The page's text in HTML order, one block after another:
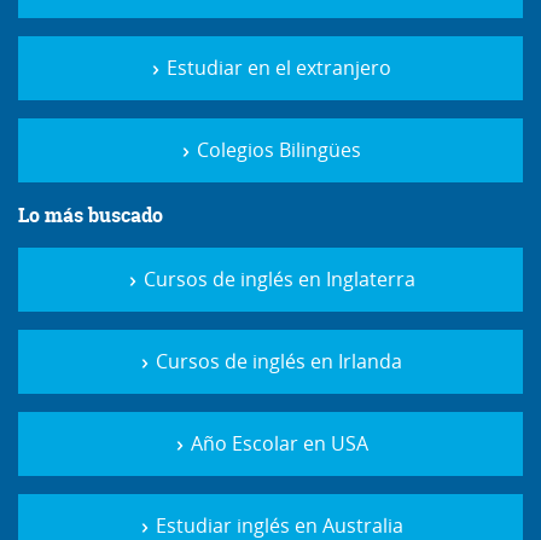
Estudiar en el extranjero
Colegios Bilingües
Lo más buscado
Cursos de inglés en Inglaterra
Cursos de inglés en Irlanda
Año Escolar en USA
Estudiar inglés en Australia